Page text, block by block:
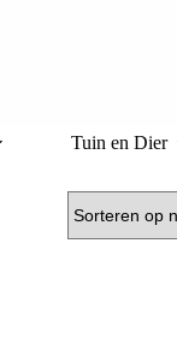
Tuin en Dier